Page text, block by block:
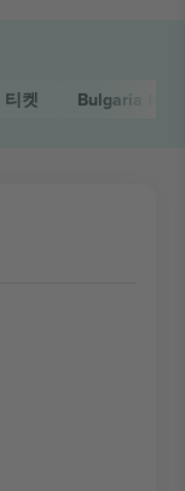
티켓 Bulgaria